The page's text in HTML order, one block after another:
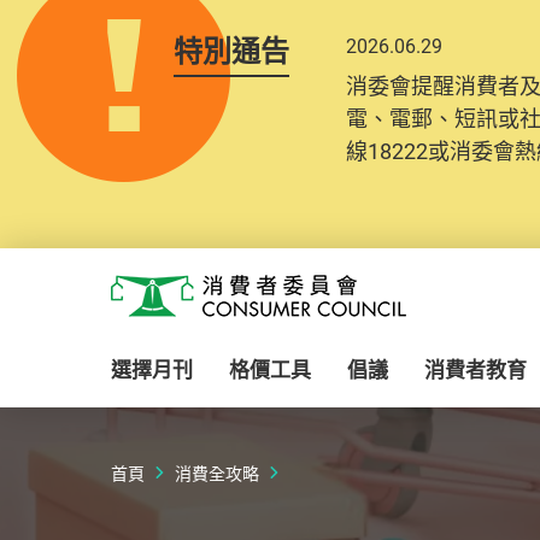
特別通告 2026.06.29
消委會提醒消費者
電、電郵、短訊或
線18222或消委會
消費者委員會
選擇月刊 格價工具 倡議 消費者教育
首頁 消費全攻略